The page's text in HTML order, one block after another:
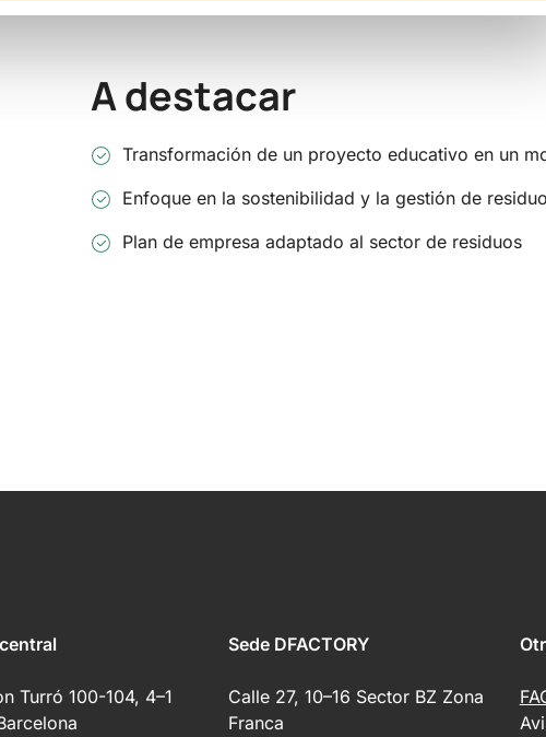
A destacar
Transformación de un proyecto educativo en un
Enfoque en la sostenibilidad y la gestión de
Plan de empresa adaptado al sector de residuos
Turró 100-104, 4–1
Sede DFACTORY
Calle 27, 10–16 Sector BZ Zona
Franca